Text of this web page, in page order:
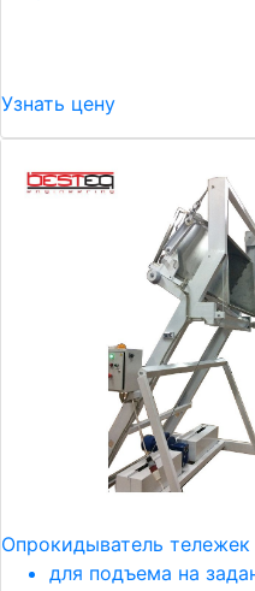
Узнать цену
Опрокидыватель тележек
для подъема на